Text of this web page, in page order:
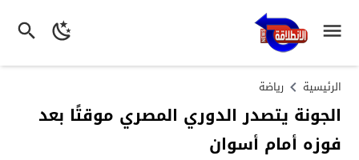
الرئيسية رياضة
الجونة يتصدر الدوري المصري موقتًا بعد
فوزه أمام أسوان